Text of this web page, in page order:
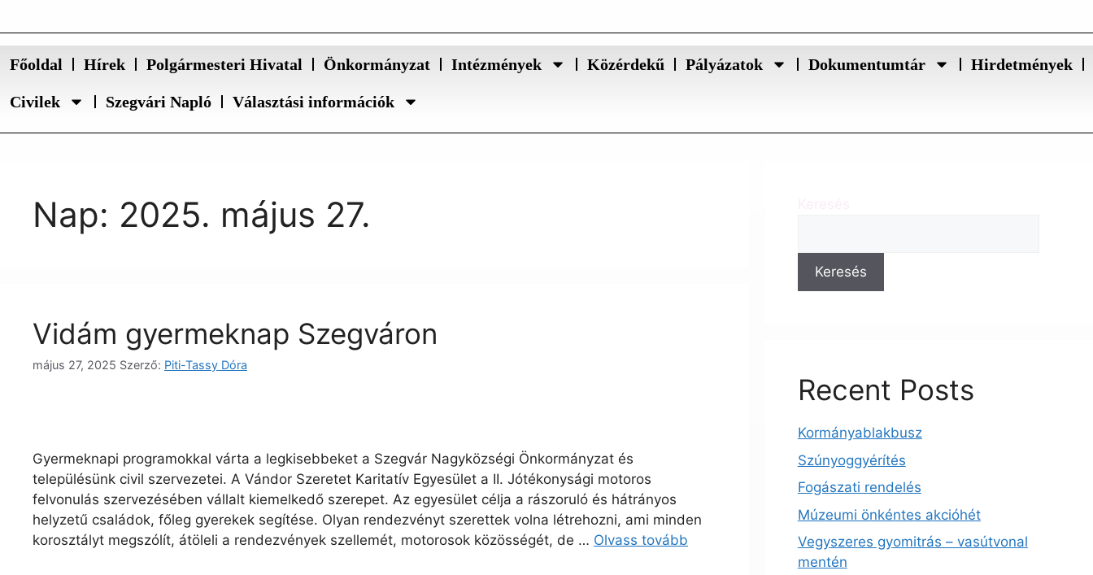
Főoldal Hírek Polgármesteri Hivatal Önkormányzat Intézmények Közérdekű Pályázatok Dokumentumtár Hirdetmények
Civilek Szegvári Napló Választási információk
Nap: 2025. május 27.
Vidám gyermeknap Szegváron
május 27, 2025 Szerző: Piti-Tassy Dóra
Gyermeknapi programokkal várta a legkisebbeket a Szegvár Nagyközségi Önkormányzat és
településünk civil szervezetei. A Vándor Szeretet Karitatív Egyesület a II. Jótékonysági motoros
felvonulás szervezésében vállalt kiemelkedő szerepet. Az egyesület célja a rászoruló és hátrányos
helyzetű családok, főleg gyerekek segítése. Olyan rendezvényt szerettek volna létrehozni, ami minden
korosztályt megszólít, átöleli a rendezvények szellemét, motorosok közösségét, de … Olvass tovább
Keresés
Recent Posts
Kormányablakbusz
Szúnyoggyérítés
Fogászati rendelés
Múzeumi önkéntes akcióhét
Vegyszeres gyomitrás – vasútvonal
mentén